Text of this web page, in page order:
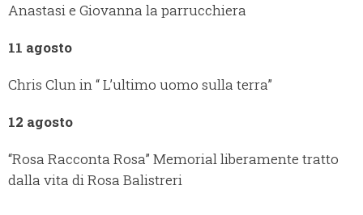
Anastasi e Giovanna la parrucchiera
11 agosto
Chris Clun in “ L’ultimo uomo sulla terra”
12 agosto
“Rosa Racconta Rosa” Memorial liberamente tratto
dalla vita di Rosa Balistreri